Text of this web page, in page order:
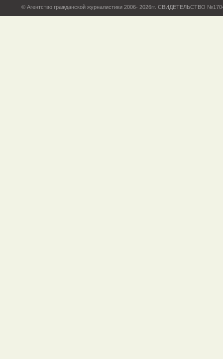
© Агентство гражданской журналистики 2006- 2026гг. СВИДЕТЕЛЬСТВО